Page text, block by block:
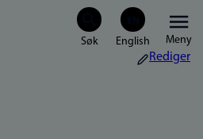
Meny
Rediger